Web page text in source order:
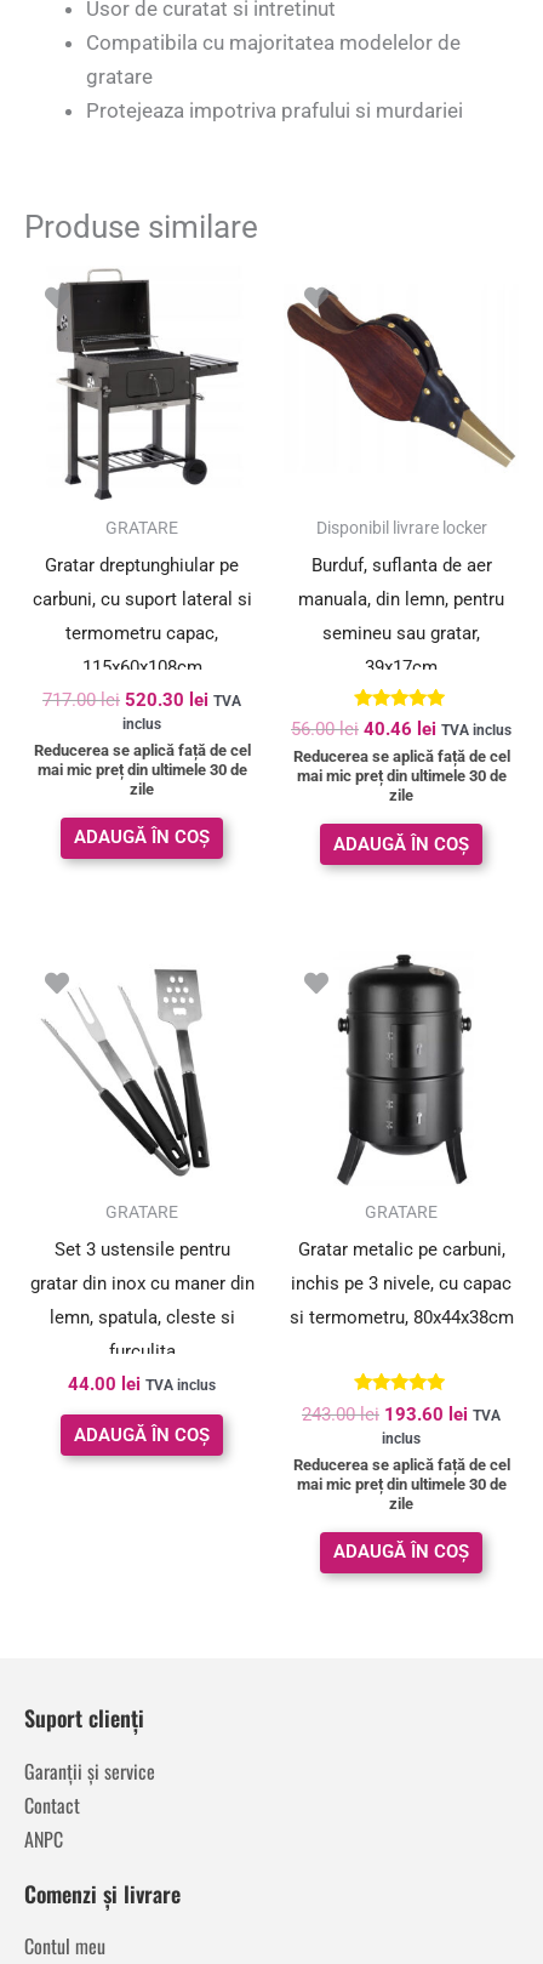
Usor de curatat si intretinut
Compatibila cu majoritatea modelelor de
gratare
Protejeaza impotriva prafului si murdariei
Produse similare
GRATARE
Gratar dreptunghiular pe
carbuni, cu suport lateral si
termometru capac,
115x60x108cm
717.00lei
Prețul
inițial
fost:
717.00 lei.
520.30 lei TVA
inclus
Reducerea se aplică față de cel
mai mic preț din ultimele 30 de
zile
ADAUGĂ ÎN COȘ
SUPER PREȚ!
Disponibil livrare locker
Burduf, suflanta de aer
manuala, din lemn, pentru
semineu sau gratar,
39x17cm
Evaluat la
5.00
din 5
56.00lei
a
fost:
56.00 lei.
40.46 lei TVA inclus
Reducerea se aplică față de cel
mai mic preț din ultimele 30 de
zile
ADAUGĂ ÎN COȘ
GRATARE
Set 3 ustensile pentru
gratar din inox cu maner din
lemn, spatula, cleste si
furculita
44.00 lei TVA inclus
ADAUGĂ ÎN COȘ
SUPER PREȚ!GRATARE
Gratar metalic pe carbuni,
inchis pe 3 nivele, cu capac
si termometru, 80x44x38cm
Evaluat la
5.00
din 5
243.00lei
Prețul
inițial
a
fost:
243.00 lei.
193.60 lei
193.60
TVA
inclus
Reducerea se aplică față de cel
mai mic preț din ultimele 30 de
zile
ADAUGĂ ÎN COȘ
Suport clienți
Garanții și service
Contact
ANPC
Comenzi și livrare
Contul meu